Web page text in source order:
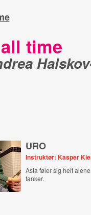
all time
URO
Instruktør: Kasper
Asta føler sig helt
tanker.